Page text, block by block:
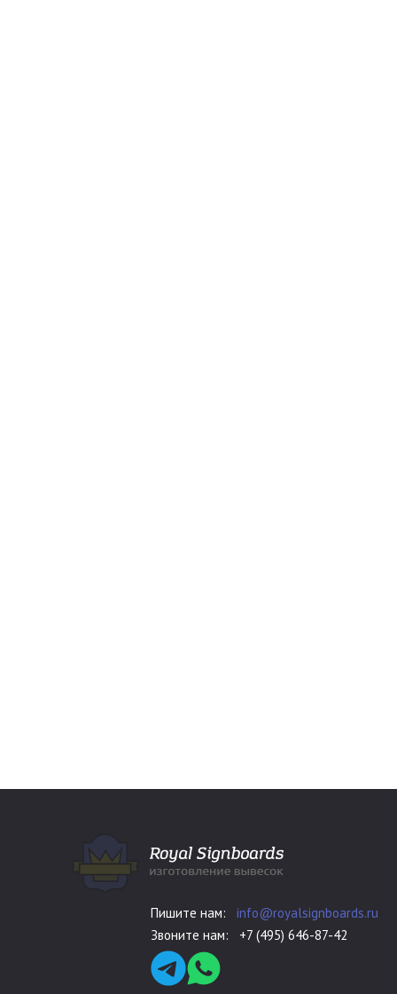
Пишите нам: info@royalsignboards.ru
Звоните нам: +7 (495) 646-87-42